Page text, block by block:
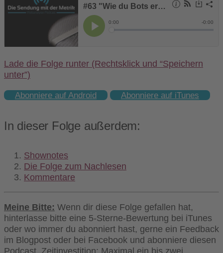
Lade die Folge runter (Rechtsklick und “Speichern
unter”)
Abonniere auf Android Abonniere auf iTunes
In dieser Folge außerdem:
Shownotes
Die Folge zum Nachlesen
Kommentare
Meine Bitte: Wenn dir diese Folge gefallen hat,
hinterlasse bitte eine 5-Sterne-Bewertung bei iTunes
oder wo immer du abonniert hast, gerne ein Feedback
im Blogpost oder bei Facebook und abonniere diesen
Podcast. Zeitinvestition: Maximal ein bis zwei